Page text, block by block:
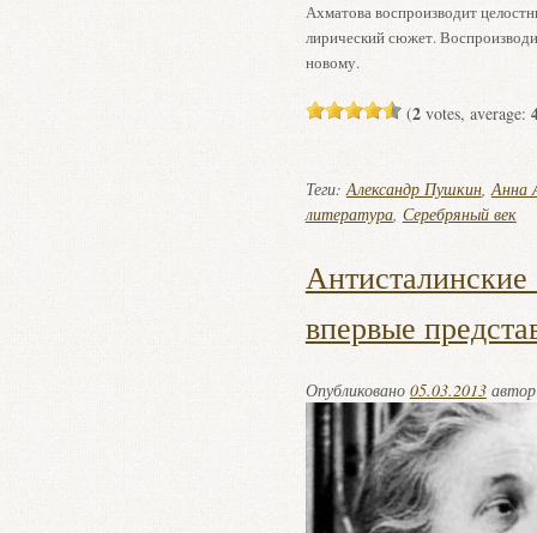
Ахматова воспроизводит
лирический сюжет.
новому.
(2votes, average:
Теги:Александр Пушкин,Анна
литература, Серебряный век
впервые
Опубликовано 05.03.2013